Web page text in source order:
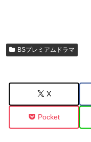
BSプレミアムドラマ
X
Pocket